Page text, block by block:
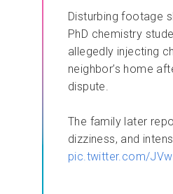
Disturbing footage
PhD chemistry
allegedly injecting
neighbor’s home
dispute.
The family later
dizziness, and
pic.twitter.com/